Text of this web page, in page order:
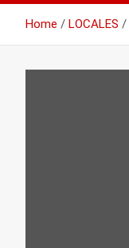
Home LOCALES